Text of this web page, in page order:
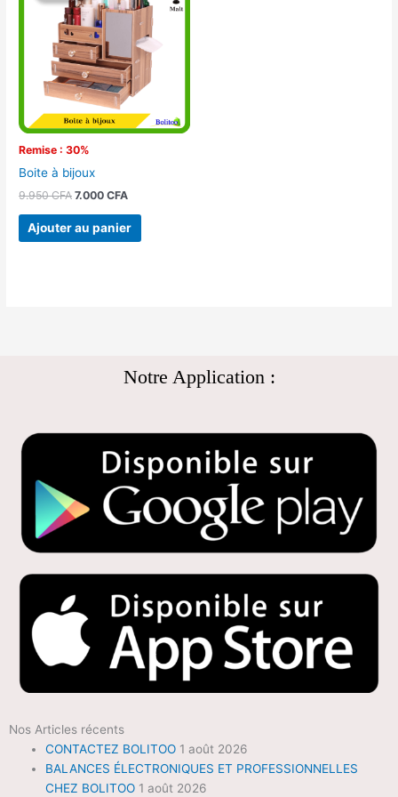
Remise : 30%
Boite à bijoux
9.950CFA
était :
9.950 CFA.
7.000CFA
est :
7.000 CFA.
Ajouter au panier
Notre Application :
Nos Articles récents
CONTACTEZ BOLITOO 1 août 2026
BALANCES ÉLECTRONIQUES ET PROFESSIONNELLES
CHEZ BOLITOO 1 août 2026